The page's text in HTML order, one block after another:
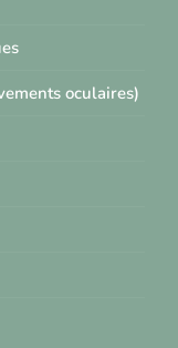
oculaires)